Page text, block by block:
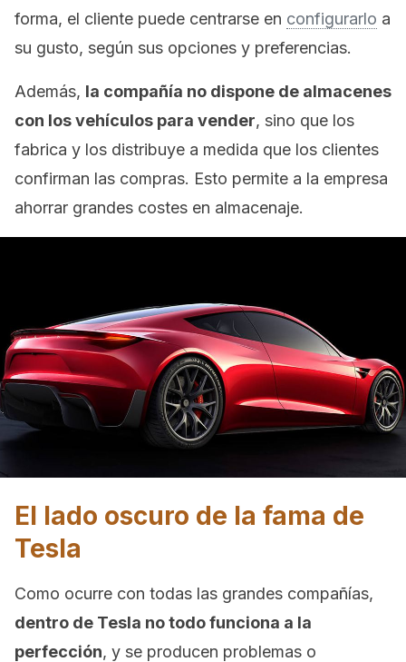
forma, el cliente puede centrarse en configurarlo a
su gusto, según sus opciones y preferencias.
Además, la compañía no dispone de almacenes
con los vehículos para vender, sino que los
fabrica y los distribuye a medida que los clientes
confirman las compras. Esto permite a la empresa
ahorrar grandes costes en almacenaje.
El lado oscuro de la fama de
Tesla
Como ocurre con todas las grandes compañías,
dentro de Tesla no todo funciona a la
perfección, y se producen problemas o